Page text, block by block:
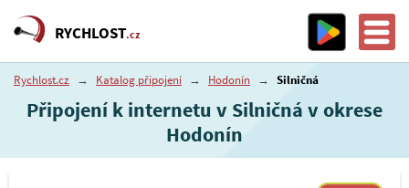
RYCHLOST.cz
Rychlost.cz → Katalog připojení → Hodonín → Silničná
Připojení k internetu v Silničná v okrese
Hodonín